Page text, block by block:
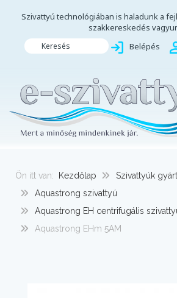
Szivattyú technológiában is haladunk a
szakkereskedés
Keresés Belépés
Ön itt van: Kezdőlap
Szivattyúk
Aquastrong szivattyú
Aquastrong EH centrifugális
Aquastrong EHm 5AM